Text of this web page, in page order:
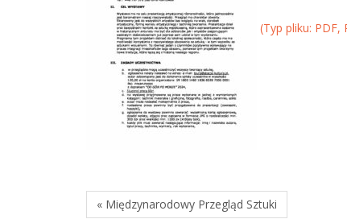
(Typ pliku: PDF,
« Międzynarodowy Przegląd Sztuki